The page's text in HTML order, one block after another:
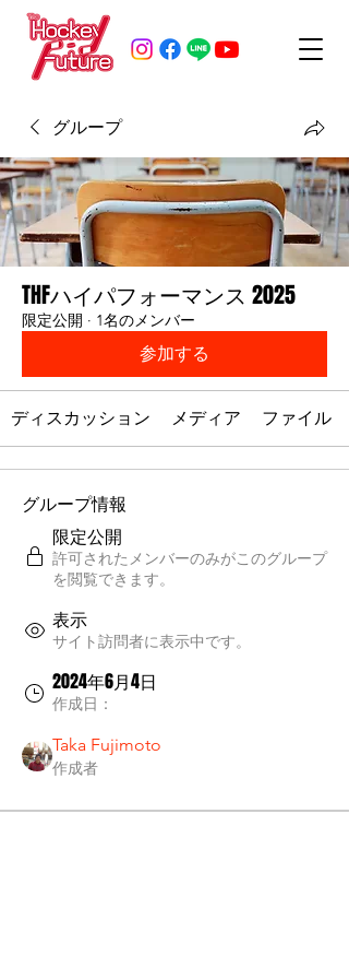
グループ
THFハイパフォーマンス 2025
限定公開 · 1名のメンバー
参加する
ディスカッション メディア ファイル
グループ情報
限定公開
許可されたメンバーのみがこのグループ
を閲覧できます。
表示
サイト訪問者に表示中です。
2024年6月4日
作成日：
Taka Fujimoto
作成者